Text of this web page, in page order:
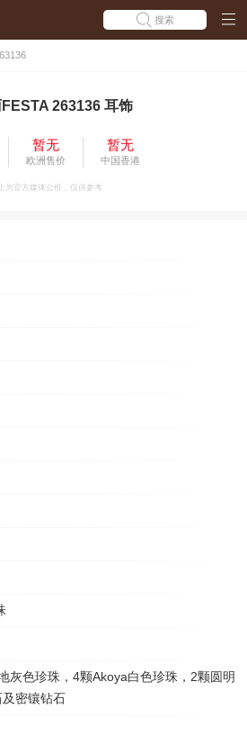
搜索
263136 耳饰
暂无
欧洲售价
暂无
中国香港
为官方媒体公价，仅供参考
灰色珍珠，4颗Akoya白色珍珠，2颗圆明
密镶钻石